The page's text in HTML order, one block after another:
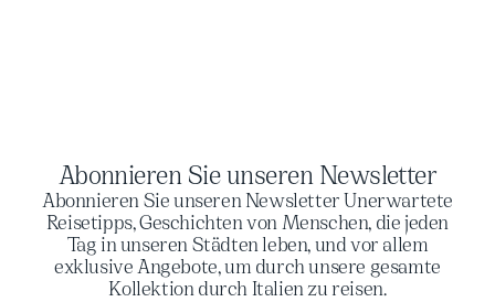
Abonnieren Sie unseren Newsletter
Abonnieren Sie unseren Newsletter Unerwartete
Reisetipps, Geschichten von Menschen, die jeden
Tag in unseren Städten leben, und vor allem
exklusive Angebote, um durch unsere gesamte
Kollektion durch Italien zu reisen.